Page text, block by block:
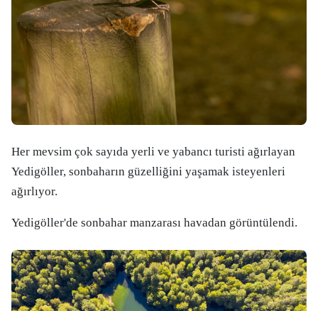
Her mevsim çok sayıda yerli ve yabancı turisti ağırlayan
Yedigöller, sonbaharın güzelliğini yaşamak isteyenleri
ağırlıyor.
Yedigöller'de sonbahar manzarası havadan görüntülendi.